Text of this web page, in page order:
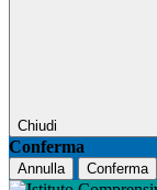
Chiudi
Conferma
Annulla Conferma